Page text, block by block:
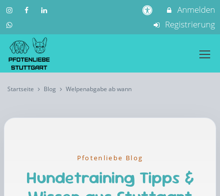
Anmelden
Registrierung
Startseite Blog Welpenabgabe ab wann
Pfotenliebe Blog
Hundetraining Tipps &